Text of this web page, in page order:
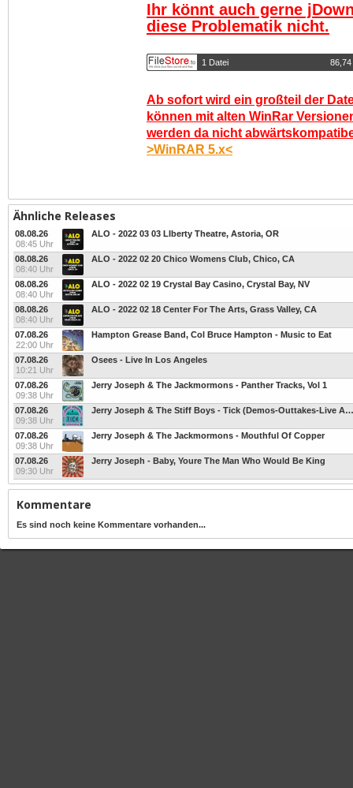
Ihr könnt auch gerne
diese Problematik nicht.
1 Datei 86,74
Ab sofort wird ein großteil der
können mit alten WinRar
werden da nicht
>WinRAR 5.x<
Ähnliche Releases
08.08.26
08:45 Uhr
ALO - 2022 03 03 LIberty Theatre, Astoria, OR
08.08.26
08:40 Uhr
ALO - 2022 02 20 Chico Womens Club, Chico, CA
08.08.26
08:40 Uhr
ALO - 2022 02 19 Crystal Bay Casino, Crystal Bay, NV
08.08.26
08:40 Uhr
ALO - 2022 02 18 Center For The Arts, Grass Valley, CA
07.08.26
22:00 Uhr
Hampton Grease Band, Col Bruce Hampton - Music to Eat
07.08.26
10:21 Uhr
Osees - Live In Los Angeles
07.08.26
09:38 Uhr
Jerry Joseph & The Jackmormons - Panther Tracks, Vol 1
07.08.26
09:38 Uhr
Jerry Joseph & The Stiff Boys - Tick (Demos-Outtakes-Live At The 40 Watt Club)
07.08.26
09:38 Uhr
Jerry Joseph & The Jackmormons - Mouthful Of Copper
07.08.26
09:30 Uhr
Jerry Joseph - Baby, Youre The Man Who Would Be King
Kommentare
Es sind noch keine Kommentare vorhanden...